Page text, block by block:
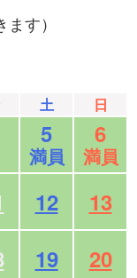
す）
土 日
5
満員
6
満員
12
13
19
20